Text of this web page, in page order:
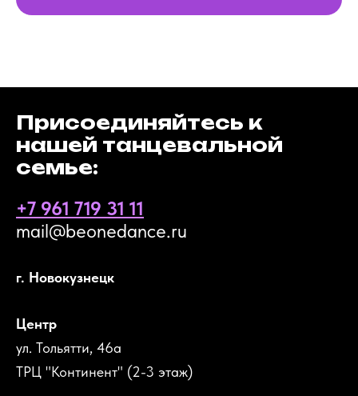
Присоединяйтесь к
нашей танцевальной
семье:
+7 961 719 31 11
mail@beonedance.ru
г. Новокузнецк
Центр
ул. Тольятти, 46а
ТРЦ "Континент" (2-3 этаж)